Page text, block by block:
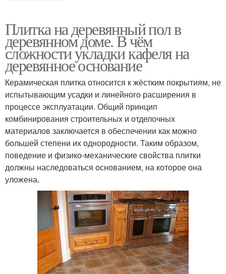
Плитка на деревянный пол в
деревянном доме. В чём
сложности укладки кафеля на
деревянное основание
Керамическая плитка относится к жёстким покрытиям, не
испытывающим усадки и линейного расширения в
процессе эксплуатации. Общий принцип
комбинирования строительных и отделочных
материалов заключается в обеспечении как можно
большей степени их однородности. Таким образом,
поведение и физико-механические свойства плитки
должны наследоваться основанием, на которое она
уложена.